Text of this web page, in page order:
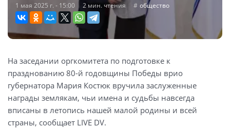
1 мая 2025 г. - 15:00 2 мин. чтения общество
На заседании оргкомитета по подготовке к
празднованию 80-й годовщины Победы врио
губернатора Мария Костюк вручила заслуженные
награды землякам, чьи имена и судьбы навсегда
вписаны в летопись нашей малой родины и всей
страны, сообщает LIVE DV.